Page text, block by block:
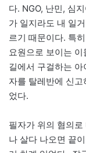
다. NGO, 난민, 심
가 일지라도 내 일
르기 때문이다. 특
요원으로 보이는
길에서 구걸하는
자를 탈레반에 신
었다.
필자가 위의 혐의
나 살다 나오면 끝